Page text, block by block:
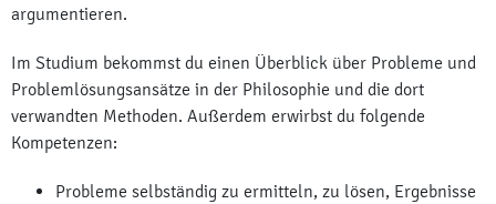
argumentieren.
Im Studium bekommst du einen Überblick über Probleme und
Problemlösungsansätze in der Philosophie und die dort
verwandten Methoden. Außerdem erwirbst du folgende
Kompetenzen:
Probleme selbständig zu ermitteln, zu lösen, Ergebnisse